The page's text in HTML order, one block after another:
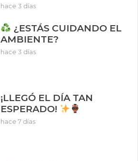
hace 3 días
¿ESTÁS CUIDANDO EL
AMBIENTE?
hace 3 días
¡LLEGÓ EL DÍA TAN
ESPERADO!
hace 7 días